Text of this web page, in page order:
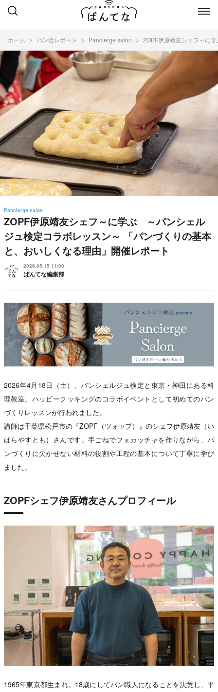
ホーム パン活レポート Pancierge salon ZOPF伊原靖友シェフ～に
Pancierge salon
ZOPF伊原靖友シェフ～に学ぶ ～パンシェル
ジュ検定コラボレッスン～ 「パンづくりの基本
と、おいしくなる理由」開催レポート
2026.05.15 11:00
ぱんてな編集部
2026年4月18日（土）、パンシェルジュ検定と東京・神田にある料
理教室、ハッピークッキングのコラボイベントとして初めてのパン
づくりレッスンが行われました。
講師は千葉県松戸市の『ZOPF（ツォップ）』のシェフ伊原靖友（い
はらやすとも）さんです。手ごねでフォカッチャを作りながら、パ
ンづくりに欠かせない材料の役割や工程の基本について丁寧に学び
ました。
ZOPFシェフ伊原靖友さんプロフィール
1965年東京都生まれ。18歳にしてパン職人になることを決意し、平